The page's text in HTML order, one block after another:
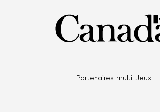
Partenaires multi-Jeux